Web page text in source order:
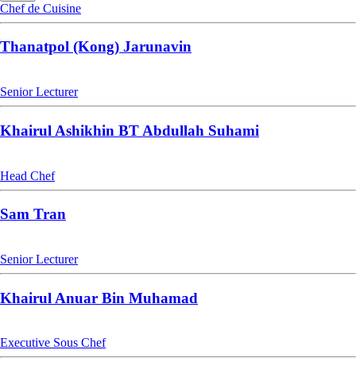
Chef de Cuisine
Thanatpol (Kong) Jarunavin
Senior Lecturer
Khairul Ashikhin BT Abdullah Suhami
Head Chef
Sam Tran
Senior Lecturer
Khairul Anuar Bin Muhamad
Executive Sous Chef